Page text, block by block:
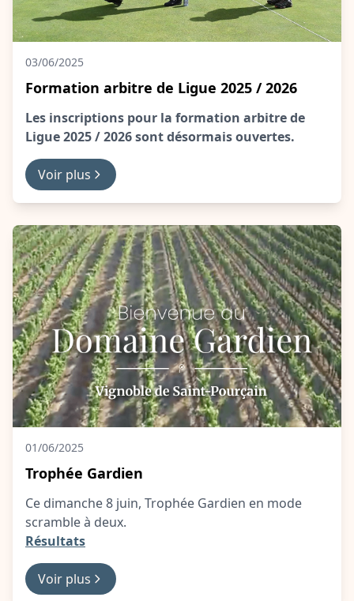
03/06/2025
Formation arbitre de Ligue 2025 / 2026
Les inscriptions pour la formation arbitre de
Ligue 2025 / 2026 sont désormais ouvertes.
Voir plus
01/06/2025
Trophée Gardien
Ce dimanche 8 juin, Trophée Gardien en mode
scramble à deux.
Résultats
Voir plus